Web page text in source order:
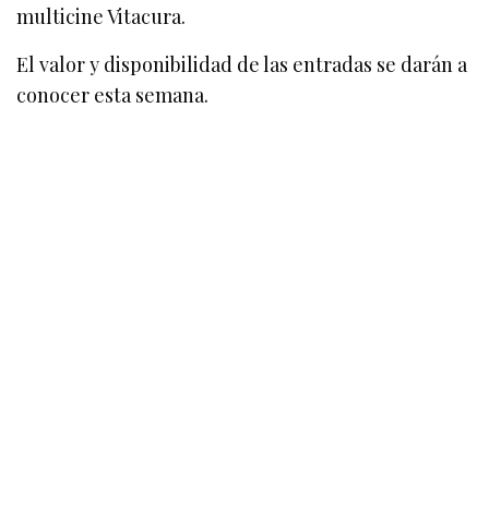
multicine Vitacura.
El valor y disponibilidad de las entradas se darán a
conocer esta semana.